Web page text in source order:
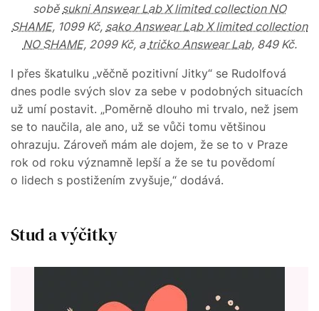
sobě sukni Answear Lab X limited collection NO
SHAME, 1099 Kč, sako Answear Lab X limited collection
NO SHAME, 2099 Kč, a tričko Answear Lab, 849 Kč.
I přes škatulku „věčně pozitivní Jitky“ se Rudolfová
dnes podle svých slov za sebe v podobných situacích
už umí postavit. „Poměrně dlouho mi trvalo, než jsem
se to naučila, ale ano, už se vůči tomu většinou
ohrazuju. Zároveň mám ale dojem, že se to v Praze
rok od roku významně lepší a že se tu povědomí
o lidech s postižením zvyšuje,“ dodává.
Stud a výčitky